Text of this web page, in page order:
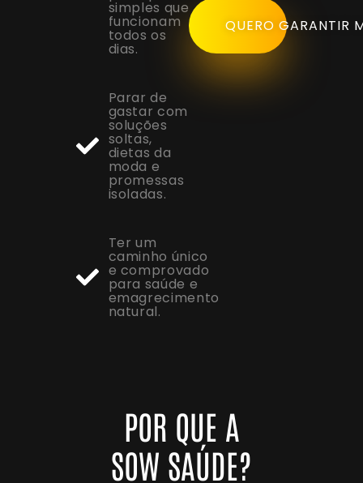
simples que
funcionam
todos os
dias.
Parar de
gastar com
soluções
soltas,
dietas da
moda e
promessas
isoladas.
Ter um
caminho único
e comprovado
para saúde e
emagrecimento
natural.
QUERO GARANTIR
POR QUE A
SOW SAÚDE?